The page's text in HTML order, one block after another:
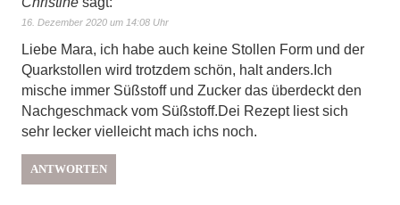
16. Dezember 2020 um 14:08 Uhr
Liebe Mara, ich habe auch keine Stollen Form und der
Quarkstollen wird trotzdem schön, halt anders.Ich
mische immer Süßstoff und Zucker das überdeckt den
Nachgeschmack vom Süßstoff.Dei Rezept liest sich
sehr lecker vielleicht mach ichs noch.
ANTWORTEN